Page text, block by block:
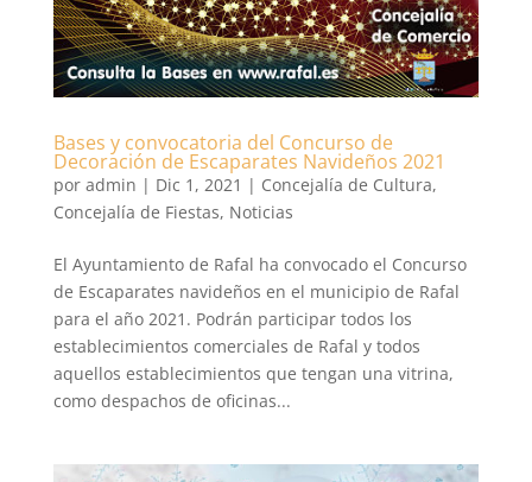
Bases y convocatoria del Concurso de
Decoración de Escaparates Navideños 2021
por admin | Dic 1, 2021 | Concejalía de Cultura,
Concejalía de Fiestas, Noticias
El Ayuntamiento de Rafal ha convocado el Concurso
de Escaparates navideños en el municipio de Rafal
para el año 2021. Podrán participar todos los
establecimientos comerciales de Rafal y todos
aquellos establecimientos que tengan una vitrina,
como despachos de oficinas...